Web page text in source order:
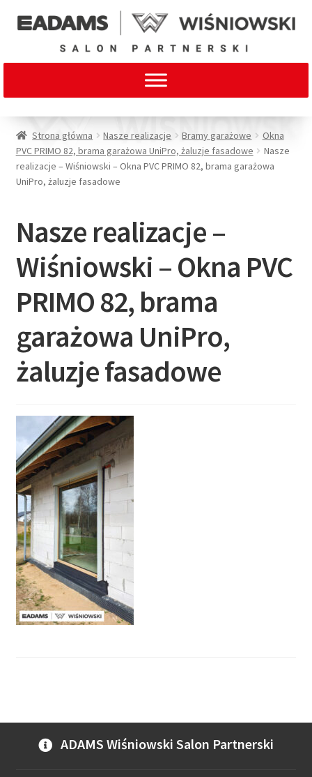
Strona główna Nasze realizacje Bramy garażowe
Okna
PVC PRIMO 82, brama garażowa UniPro, żaluzje fasadowe
Nasze
realizacje – Wiśniowski – Okna PVC PRIMO 82, brama garażowa
UniPro, żaluzje fasadowe
Nasze realizacje –
Wiśniowski – Okna PVC
PRIMO 82, brama
garażowa UniPro,
żaluzje fasadowe
ADAMS Wiśniowski Salon Partnerski